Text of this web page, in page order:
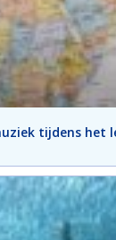
tijdens het